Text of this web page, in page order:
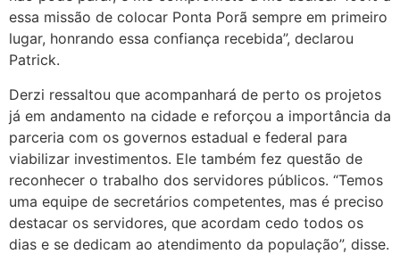
essa missão de colocar Ponta Porã sempre em primeiro
lugar, honrando essa confiança recebida”, declarou
Patrick.
Derzi ressaltou que acompanhará de perto os projetos
já em andamento na cidade e reforçou a importância da
parceria com os governos estadual e federal para
viabilizar investimentos. Ele também fez questão de
reconhecer o trabalho dos servidores públicos. “Temos
uma equipe de secretários competentes, mas é preciso
destacar os servidores, que acordam cedo todos os
dias e se dedicam ao atendimento da população”, disse.